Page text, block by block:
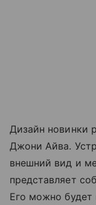
Дизайн новинки
Джони Айва.
внешний вид и
представляет
Его можно будет